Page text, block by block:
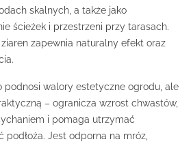
skalnych, a także jako
ścieżek i przestrzeni przy tarasach.
zapewnia naturalny efekt oraz
podnosi walory estetyczne ogrodu, ale
– ogranicza wzrost chwastów,
i pomaga utrzymać
Jest odporna na mróz,